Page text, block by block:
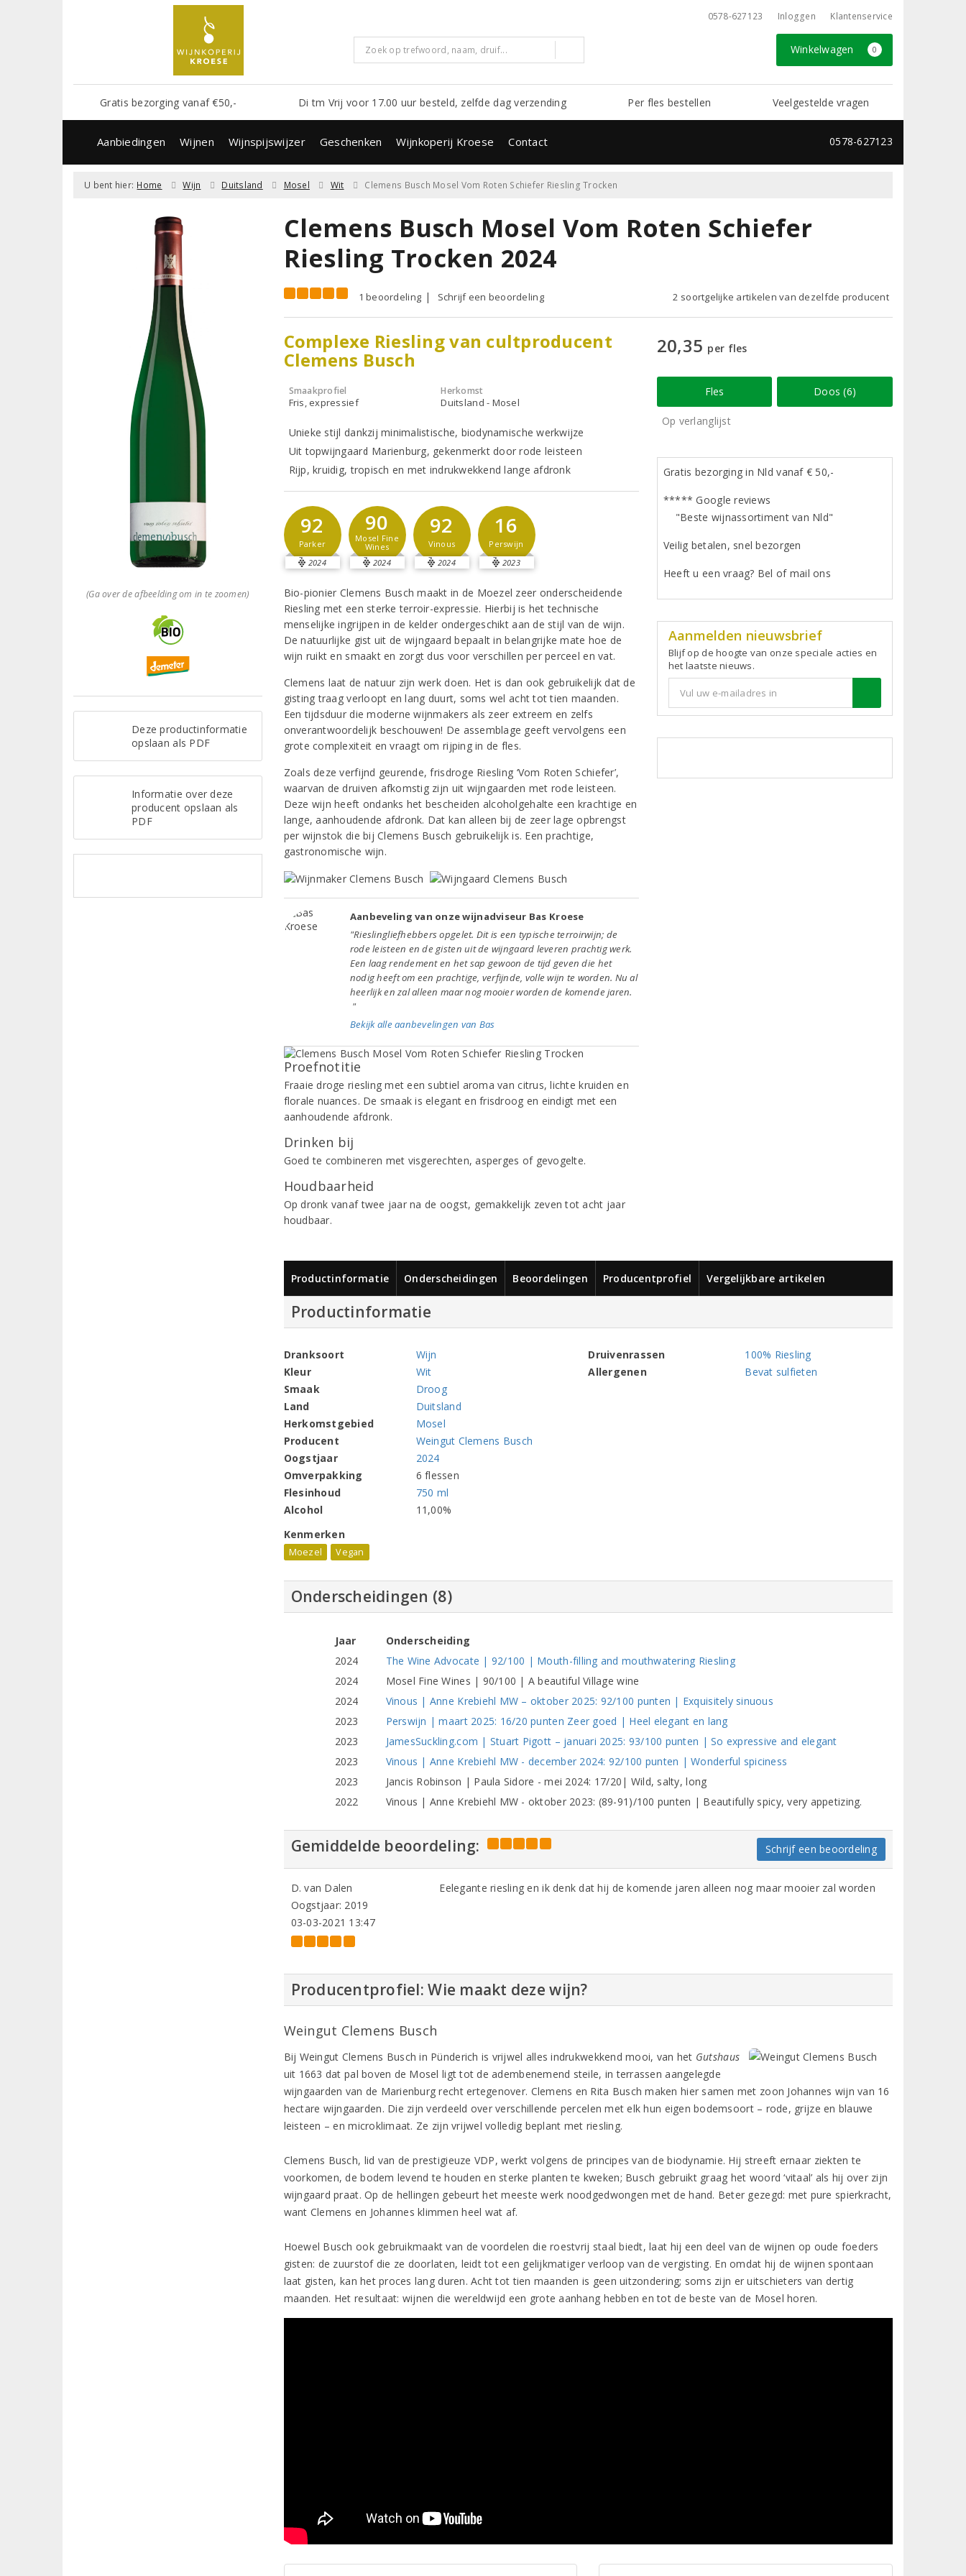
0578-627123 Inloggen Klantenservice
Winkelwagen 0
Gratis bezorging vanaf €50,- Di tm Vrij voor 17.00 uur besteld, zelfde dag verzending Per fles bestellen Veelgestelde vragen
Aanbiedingen Wijnen Wijnspijswijzer Geschenken Wijnkoperij Kroese Contact 0578-627123
U bent hier: Home Wijn Duitsland Mosel Wit Clemens Busch Mosel Vom Roten Schiefer Riesling Trocken
(Ga over de afbeelding om in te zoomen)
Deze productinformatie
opslaan als PDF
Informatie over deze
producent opslaan als
PDF
Clemens Busch Mosel Vom Roten Schiefer
Riesling Trocken 2024
1 beoordeling Schrijf een beoordeling 2 soortgelijke artikelen van dezelfde producent
Complexe Riesling van cultproducent
Clemens Busch
Smaakprofiel
Fris, expressief
Herkomst
Duitsland - Mosel
Unieke stijl dankzij minimalistische, biodynamische werkwijze
Uit topwijngaard Marienburg, gekenmerkt door rode leisteen
Rijp, kruidig, tropisch en met indrukwekkend lange afdronk
92
Parker
2024
90
Mosel Fine
Wines
2024
92
Vinous
2024
16
Perswijn
2023
Bio-pionier Clemens Busch maakt in de Moezel zeer onderscheidende
Riesling met een sterke terroir-expressie. Hierbij is het technische
menselijke ingrijpen in de kelder ondergeschikt aan de stijl van de wijn.
De natuurlijke gist uit de wijngaard bepaalt in belangrijke mate hoe de
wijn ruikt en smaakt en zorgt dus voor verschillen per perceel en vat.
Clemens laat de natuur zijn werk doen. Het is dan ook gebruikelijk dat de
gisting traag verloopt en lang duurt, soms wel acht tot tien maanden.
Een tijdsduur die moderne wijnmakers als zeer extreem en zelfs
onverantwoordelijk beschouwen! De assemblage geeft vervolgens een
grote complexiteit en vraagt om rijping in de fles.
Zoals deze verfijnd geurende, frisdroge Riesling ‘Vom Roten Schiefer’,
waarvan de druiven afkomstig zijn uit wijngaarden met rode leisteen.
Deze wijn heeft ondanks het bescheiden alcoholgehalte een krachtige en
lange, aanhoudende afdronk. Dat kan alleen bij de zeer lage opbrengst
per wijnstok die bij Clemens Busch gebruikelijk is. Een prachtige,
gastronomische wijn.
Aanbeveling van onze wijnadviseur Bas Kroese
"Rieslingliefhebbers opgelet. Dit is een typische terroirwijn; de
rode leisteen en de gisten uit de wijngaard leveren prachtig werk.
Een laag rendement en het sap gewoon de tijd geven die het
nodig heeft om een prachtige, verfijnde, volle wijn te worden. Nu al
heerlijk en zal alleen maar nog mooier worden de komende jaren.
"
Bekijk alle aanbevelingen van Bas
Proefnotitie
Fraaie droge riesling met een subtiel aroma van citrus, lichte kruiden en
florale nuances. De smaak is elegant en frisdroog en eindigt met een
aanhoudende afdronk.
Drinken bij
Goed te combineren met visgerechten, asperges of gevogelte.
Houdbaarheid
Op dronk vanaf twee jaar na de oogst, gemakkelijk zeven tot acht jaar
houdbaar.
20,35 per fles
Fles Doos (6)
Op verlanglijst
Gratis bezorging in Nld vanaf € 50,-
***** Google reviews
"Beste wijnassortiment van Nld"
Veilig betalen, snel bezorgen
Heeft u een vraag? Bel of mail ons
Aanmelden nieuwsbrief
Blijf op de hoogte van onze speciale acties en
het laatste nieuws.
Productinformatie Onderscheidingen Beoordelingen Producentprofiel Vergelijkbare artikelen
Productinformatie
Dranksoort
Wijn
Kleur
Wit
Smaak
Droog
Land
Duitsland
Herkomstgebied
Mosel
Producent
Weingut Clemens Busch
Oogstjaar
2024
Omverpakking
6 flessen
Flesinhoud
750 ml
Alcohol
11,00%
Druivenrassen
100% Riesling
Allergenen
Bevat sulfieten
Kenmerken
Moezel Vegan
Onderscheidingen (8)
Jaar
Onderscheiding
2024
The Wine Advocate | 92/100 | Mouth-filling and mouthwatering Riesling
2024
Mosel Fine Wines | 90/100 | A beautiful Village wine
2024
Vinous | Anne Krebiehl MW – oktober 2025: 92/100 punten | Exquisitely sinuous
2023
Perswijn | maart 2025: 16/20 punten Zeer goed | Heel elegant en lang
2023
JamesSuckling.com | Stuart Pigott – januari 2025: 93/100 punten | So expressive and elegant
2023
Vinous | Anne Krebiehl MW - december 2024: 92/100 punten | Wonderful spiciness
2023
Jancis Robinson | Paula Sidore - mei 2024: 17/20| Wild, salty, long
2022
Vinous | Anne Krebiehl MW - oktober 2023: (89-91)/100 punten | Beautifully spicy, very appetizing.
Gemiddelde beoordeling: Schrijf een beoordeling
D. van Dalen
Oogstjaar: 2019
03-03-2021 13:47
Eelegante riesling en ik denk dat hij de komende jaren alleen nog maar mooier zal worden
Producentprofiel: Wie maakt deze wijn?
Weingut Clemens Busch
Bij Weingut Clemens Busch in Pünderich is vrijwel alles indrukwekkend mooi, van het Gutshaus
uit 1663 dat pal boven de Mosel ligt tot de adembenemend steile, in terrassen aangelegde
wijngaarden van de Marienburg recht ertegenover. Clemens en Rita Busch maken hier samen met zoon Johannes wijn van 16
hectare wijngaarden. Die zijn verdeeld over verschillende percelen met elk hun eigen bodemsoort – rode, grijze en blauwe
leisteen – en microklimaat. Ze zijn vrijwel volledig beplant met riesling.
Clemens Busch, lid van de prestigieuze VDP, werkt volgens de principes van de biodynamie. Hij streeft ernaar ziekten te
voorkomen, de bodem levend te houden en sterke planten te kweken; Busch gebruikt graag het woord ‘vitaal’ als hij over zijn
wijngaard praat. Op de hellingen gebeurt het meeste werk noodgedwongen met de hand. Beter gezegd: met pure spierkracht,
want Clemens en Johannes klimmen heel wat af.
Hoewel Busch ook gebruikmaakt van de voordelen die roestvrij staal biedt, laat hij een deel van de wijnen op oude foeders
gisten: de zuurstof die ze doorlaten, leidt tot een gelijkmatiger verloop van de vergisting. En omdat hij de wijnen spontaan
laat gisten, kan het proces lang duren. Acht tot tien maanden is geen uitzondering; soms zijn er uitschieters van dertig
maanden. Het resultaat: wijnen die wereldwijd een grote aanhang hebben en tot de beste van de Mosel horen.